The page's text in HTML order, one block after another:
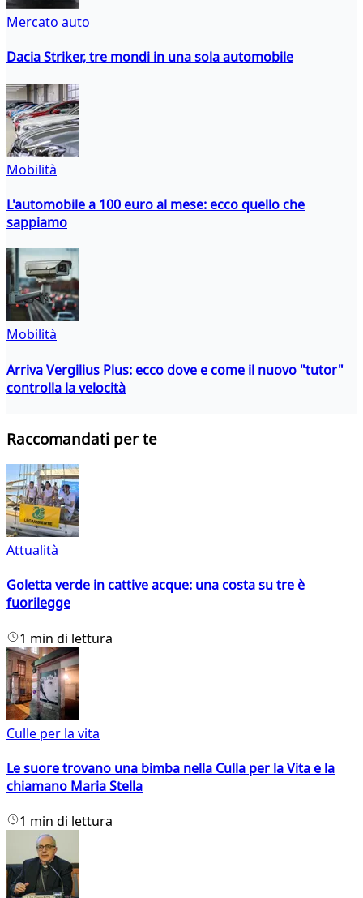
Mercato auto
Dacia Striker, tre mondi in una sola automobile
Mobilità
L'automobile a 100 euro al mese: ecco quello che
sappiamo
Mobilità
Arriva Vergilius Plus: ecco dove e come il nuovo "tutor"
controlla la velocità
Raccomandati per te
Attualità
Goletta verde in cattive acque: una costa su tre è
fuorilegge
1 min di lettura
Culle per la vita
Le suore trovano una bimba nella Culla per la Vita e la
chiamano Maria Stella
1 min di lettura